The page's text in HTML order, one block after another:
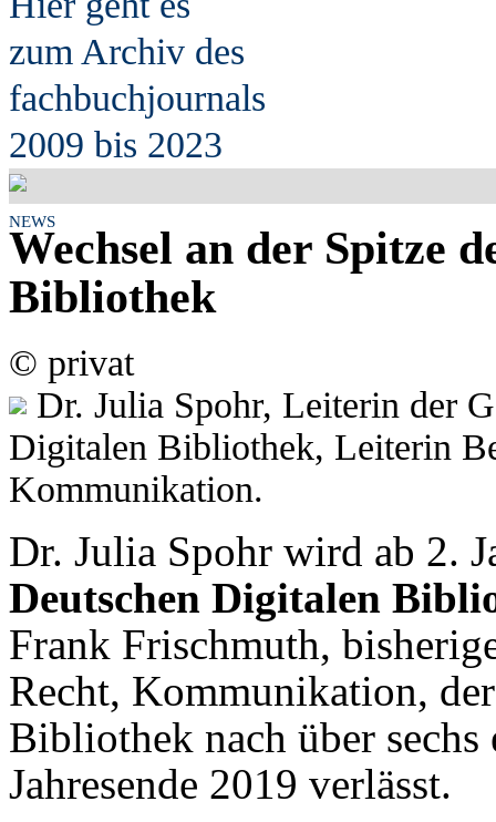
zum Archiv des
fachbuchjournals
2009 bis 2023
NEWS
Wechsel an der Spitze
Bibliothek
© privat
Dr. Julia Spohr, Leiterin der
Digitalen Bibliothek, Leiterin
Kommunikation.
Dr. Julia Spohr wird ab 2.
Deutschen Digitalen
Frank Frischmuth,
Recht, Kommunikation,
Bibliothek nach über
Jahresende 2019 verlässt.